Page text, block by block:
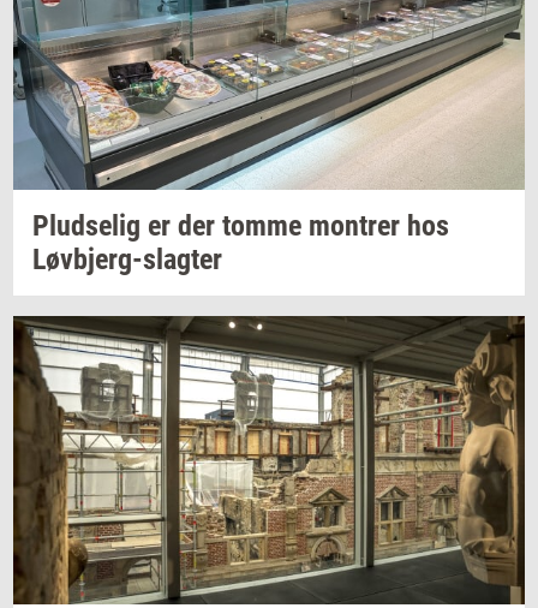
Plud­se­lig er der tomme mon­trer hos
Løvbjerg-​slagter